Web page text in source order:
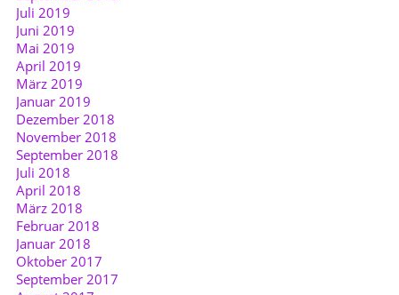
Juli 2019
Juni 2019
Mai 2019
April 2019
März 2019
Januar 2019
Dezember 2018
November 2018
September 2018
Juli 2018
April 2018
März 2018
Februar 2018
Januar 2018
Oktober 2017
September 2017